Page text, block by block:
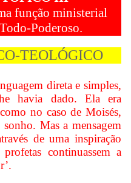
função ministerial
Poderoso.
TEOLÓGICO
direta e simples,
havia dado. Ela era
no caso de Moisés,
Mas a mensagem
de uma inspiração
continuassem a